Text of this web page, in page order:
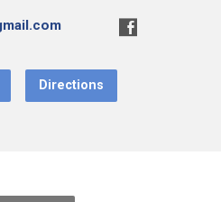
Directions